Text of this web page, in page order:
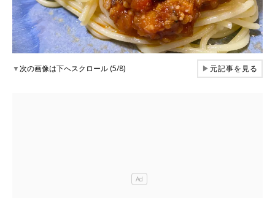
▼次の画像は下へスクロール (5/8) ▶元記事を見る